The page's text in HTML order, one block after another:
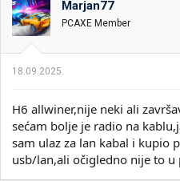
Marjan77
PCAXE Member
18.09.2025.
H6 allwiner,nije neki ali
sećam bolje je radio na
sam ulaz za lan kabal i kupio
usb/lan,ali očigledno nije to u